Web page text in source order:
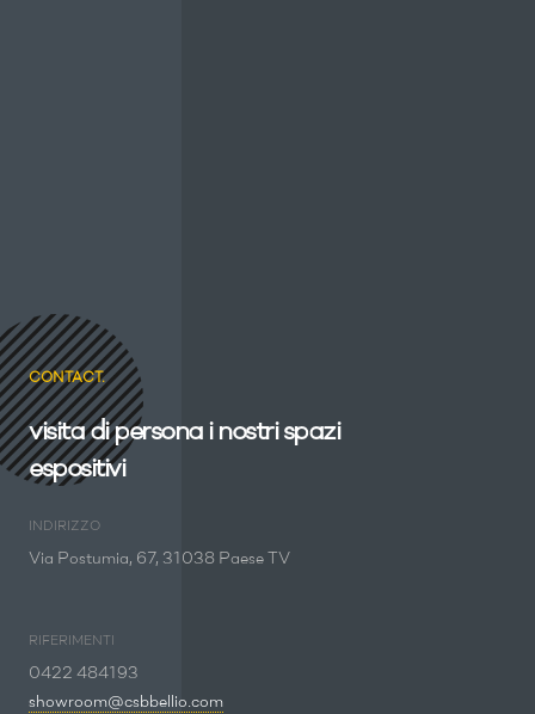
CONTACT.
visita di persona i nostri spazi
espositivi
INDIRIZZO
Via Postumia, 67, 31038 Paese TV
RIFERIMENTI
0422 484193
showroom@csbbellio.com